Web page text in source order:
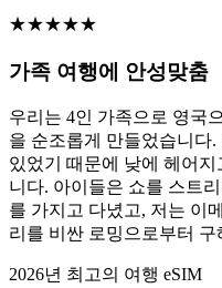
★★★★★
가족 여행에 안성맞춤
우리는 4인 가족으로 영국
을 순조롭게 만들었습니다
있었기 때문에 낮에 헤어
니다. 아이들은 쇼를 스트
를 가지고 다녔고, 저는 이
리를 비싼 로밍으로부터
2026년 최고의 여행 eSIM